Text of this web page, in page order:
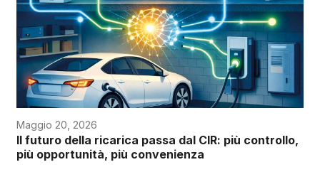
Maggio 20, 2026
Il futuro della ricarica passa dal CIR: più controllo,
più opportunità, più convenienza